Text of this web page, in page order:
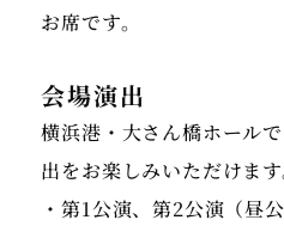
お席です。
会場演出
横浜港・大さん橋ホール
出をお楽しみいただけます
・第1公演、第2公演（昼公